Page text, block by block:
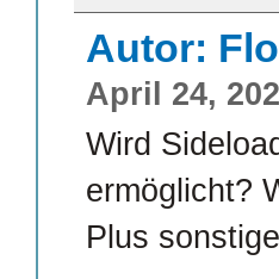
Autor:
April 24,
Wird
ermöglicht?
Plus